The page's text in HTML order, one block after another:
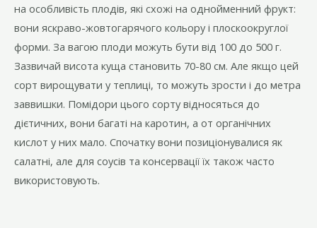
на особливість плодів, які схожі на однойменний фрукт:
вони яскраво-жовтогарячого кольору і плоскоокруглої
форми. За вагою плоди можуть бути від 100 до 500 г.
Зазвичай висота куща становить 70-80 см. Але якщо цей
сорт вирощувати у теплиці, то можуть зрости і до метра
заввишки. Помідори цього сорту відносяться до
дієтичних, вони багаті на каротин, а от органічних
кислот у них мало. Спочатку вони позиціонувалися як
салатні, але для соусів та консервації їх також часто
використовують.